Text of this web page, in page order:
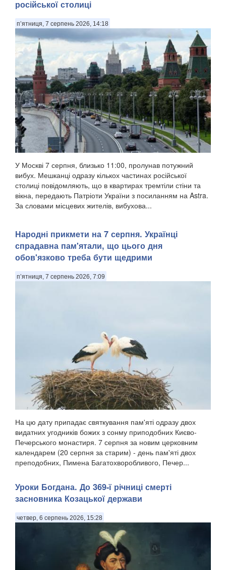
російської столиці
п’ятниця, 7 серпень 2026, 14:18
У Москві 7 серпня, близько 11:00, пролунав потужний
вибух. Мешканці одразу кількох частинах російської
столиці повідомляють, що в квартирах тремтіли стіни та
вікна, передають Патріоти України з посиланням на Astra.
За словами місцевих жителів, вибухова...
Народні прикмети на 7 серпня. Українці
спрадавна пам'ятали, що цього дня
обов'язково треба бути щедрими
п’ятниця, 7 серпень 2026, 7:09
На цю дату припадає святкування пам'яті одразу двох
видатних угодників божих з сонму приподобних Києво-
Печерського монастиря. 7 серпня за новим церковним
календарем (20 серпня за старим) - день пам'яті двох
преподобних, Пимена Багатохворобливого, Печер...
Уроки Богдана. До 369-ї річниці смерті
засновника Козацької держави
четвер, 6 серпень 2026, 15:28